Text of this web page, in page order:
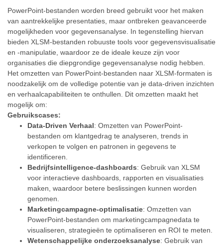
PowerPoint-bestanden worden breed gebruikt voor het maken
van aantrekkelijke presentaties, maar ontbreken geavanceerde
mogelijkheden voor gegevensanalyse. In tegenstelling hiervan
bieden XLSM-bestanden robuuste tools voor gegevensvisualisatie
en -manipulatie, waardoor ze de ideale keuze zijn voor
organisaties die diepgrondige gegevensanalyse nodig hebben.
Het omzetten van PowerPoint-bestanden naar XLSM-formaten is
noodzakelijk om de volledige potentie van je data-driven inzichten
en verhaalcapabiliteiten te onthullen. Dit omzetten maakt het
mogelijk om:
Gebruikscases:
Data-Driven Verhaal: Omzetten van PowerPoint-
bestanden om klantgedrag te analyseren, trends in
verkopen te volgen en patronen in gegevens te
identificeren.
Bedrijfsintelligence-dashboards: Gebruik van XLSM
voor interactieve dashboards, rapporten en visualisaties
maken, waardoor betere beslissingen kunnen worden
genomen.
Marketingcampagne-optimalisatie: Omzetten van
PowerPoint-bestanden om marketingcampagnedata te
visualiseren, strategieën te optimaliseren en ROI te meten.
Wetenschappelijke onderzoeksanalyse: Gebruik van